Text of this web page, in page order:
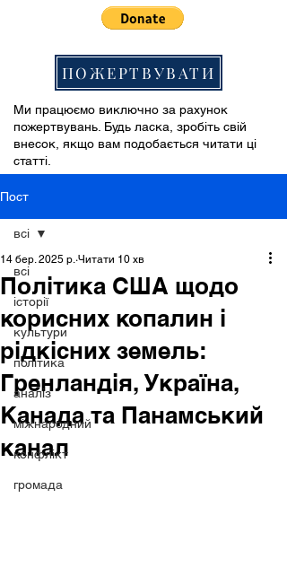
ПОЖЕРТВУВАТИ
Ми працюємо виключно за рахунок
пожертвувань. Будь ласка, зробіть свій
внесок, якщо вам подобається читати ці
статті.
Пост
всі
історії
культури
політика
аналіз
міжнародний
конфлікт
громада
всі
Політика США щодо
корисних копалин і
рідкісних земель:
Гренландія, Україна,
Канада та Панамський
канал
14 бер. 2025 р. Читати 10 хв